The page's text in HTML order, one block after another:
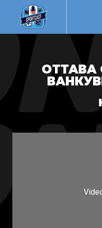
ОТТАВА